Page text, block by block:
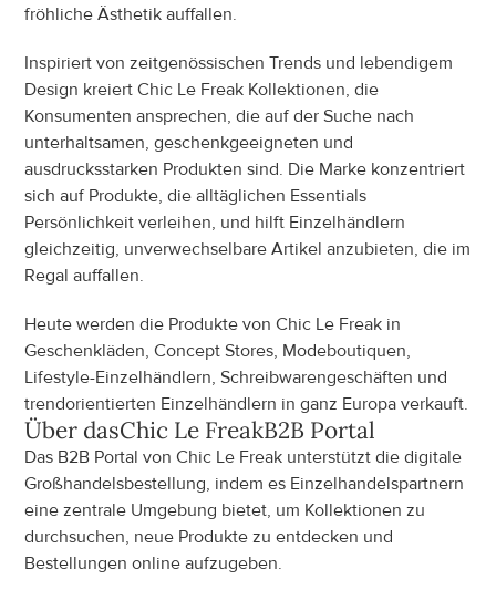
fröhliche Ästhetik auffallen.
Inspiriert von zeitgenössischen Trends und lebendigem
Design kreiert Chic Le Freak Kollektionen, die
Konsumenten ansprechen, die auf der Suche nach
unterhaltsamen, geschenkgeeigneten und
ausdrucksstarken Produkten sind. Die Marke konzentriert
sich auf Produkte, die alltäglichen Essentials
Persönlichkeit verleihen, und hilft Einzelhändlern
gleichzeitig, unverwechselbare Artikel anzubieten, die im
Regal auffallen.
Heute werden die Produkte von Chic Le Freak in
Geschenkläden, Concept Stores, Modeboutiquen,
Lifestyle-Einzelhändlern, Schreibwarengeschäften und
trendorientierten Einzelhändlern in ganz Europa verkauft.
Über dasChic Le FreakB2B Portal
Das B2B Portal von Chic Le Freak unterstützt die digitale
Großhandelsbestellung, indem es Einzelhandelspartnern
eine zentrale Umgebung bietet, um Kollektionen zu
durchsuchen, neue Produkte zu entdecken und
Bestellungen online aufzugeben.